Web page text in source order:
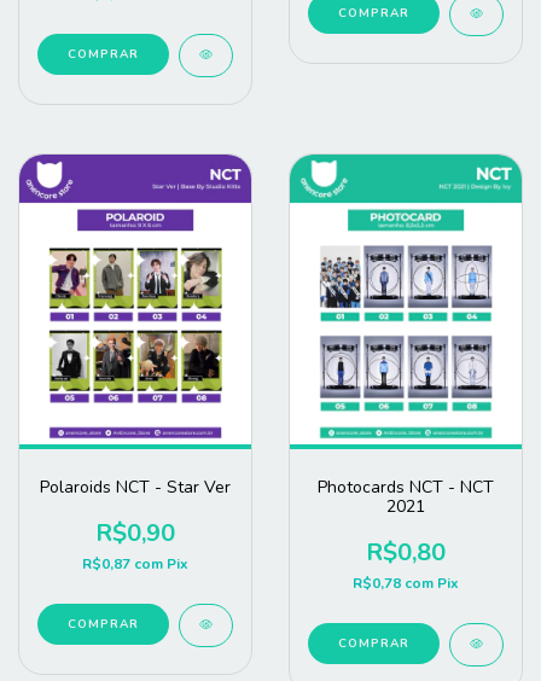
COMPRAR
COMPRAR
Polaroids NCT - Star Ver
R$0,90
R$0,87 com Pix
COMPRAR
Photocards NCT - NCT
2021
R$0,80
R$0,78 com Pix
COMPRAR